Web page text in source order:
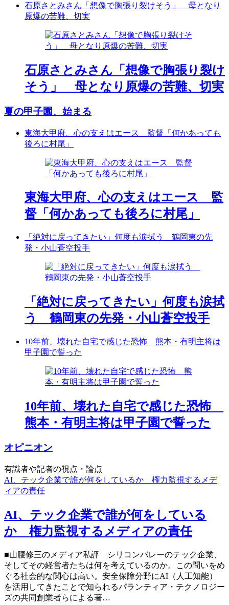
石原さとみさん「想像で胸張り裂けそう」 母となり
原爆の苦難、切実
石原さとみさん「想像で胸張り裂け
そう」 母となり原爆の苦難、切実
夏の甲子園、始まる
東海大甲府、心の支えはエース 監督「何かあっても
後ろに村尾」
東海大甲府、心の支えはエース 監
督「何かあっても後ろに村尾」
「絶対に戻ってきたい」何度も涙拭う 鶴岡東の先
発・小山蒼空投手
「絶対に戻ってきたい」何度も涙拭
う 鶴岡東の先発・小山蒼空投手
10年前、壊れた自宅で感じた恐怖 熊本・有明主将は
甲子園で誓った
10年前、壊れた自宅で感じた恐怖
熊本・有明主将は甲子園で誓った
オピニオン
有識者や記者の視点・論点
AI、テック企業で誰が何をしているか 権力監視するメデ
ィアの責任
AI、テック企業で誰が何をしている
か 権力監視するメディアの責任
■山腰修三のメディア私評 シリコンバレーのテック企業、
そしてその経営者たちは何を考えているのか。この問いをめ
ぐる社会的な関心は高い。安全保障分野にAI（人工知能）
を活用してきたことで知られるパランティア・テクノロジー
ズの共同創業者らによる著…